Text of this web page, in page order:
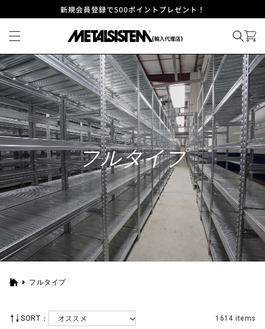
新規会員登録で500ポイントプレゼント！
フルタイプ
ホ
フルタイプ
SORT： 1614 items